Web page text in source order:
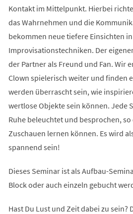
Kontakt im Mittelpunkt. Hierbei
das Wahrnehmen und die
bekommen neue tiefere Einsichten
Improvisationstechniken. Der
der Partner als Freund und Fan. Wir
Clown spielerisch weiter und finden
werden überrascht sein, wie
wertlose Objekte sein können. Jede
Ruhe beleuchtet und besprochen, so
Zuschauen lernen können. Es wird
spannend sein!
Dieses Seminar ist als Aufbau-
Block oder auch einzeln gebucht
Hast Du Lust und Zeit dabei zu sein?